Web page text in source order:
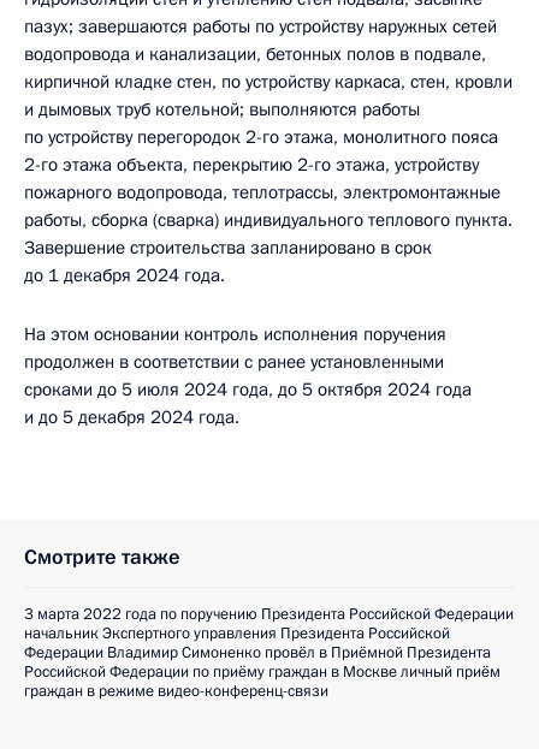
пазух; завершаются работы по устройству наружных сетей
водопровода и канализации, бетонных полов в подвале,
кирпичной кладке стен, по устройству каркаса, стен, кровли
и дымовых труб котельной; выполняются работы
по устройству перегородок 2-го этажа, монолитного пояса
2-го этажа объекта, перекрытию 2-го этажа, устройству
пожарного водопровода, теплотрассы, электромонтажные
работы, сборка (сварка) индивидуального теплового пункта.
Завершение строительства запланировано в срок
до 1 декабря 2024 года.
На этом основании контроль исполнения поручения
продолжен в соответствии с ранее установленными
сроками до 5 июля 2024 года, до 5 октября 2024 года
и до 5 декабря 2024 года.
Смотрите также
3 марта 2022 года по поручению Президента Российской Федерации
начальник Экспертного управления Президента Российской
Федерации Владимир Симоненко провёл в Приёмной Президента
Российской Федерации по приёму граждан в Москве личный приём
граждан в режиме видео-конференц-связи